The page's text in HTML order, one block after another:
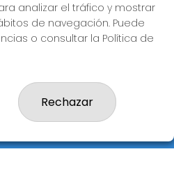
JOROBADO DE LA SUERTE"
analizar el tráfico y mostrar
de navegación. Puede
o consultar la Política de
Rechazar